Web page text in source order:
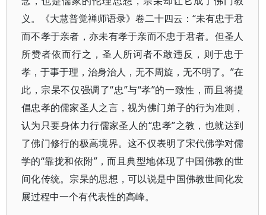
义。《大慧普觉禅师语录》卷二十四云：“未有忠于君
而不孝于亲者，亦未有孝于亲而不忠于君者。但圣人
所赞者依而行之，圣人所诃者不敢违反，则于忠于
孝，于事于理，治身治人，无不周旋，无不明了。”在
此，宗杲不仅强调了“忠”与“孝”的一致性，而且将提
倡忠孝的儒家圣人之言，视为佛门弟子的行为准则，
认为只要身体力行儒家圣人的“忠孝”之教，也就达到
了佛门修行的极高境界。这不仅表明了宋代佛学对儒
学的“靠拢和依附”，而且典型地体现了中国佛教的世
间化传统。宗杲的思想，可以说是中国佛教世间化发
展过程中一个有代表性的高峰。